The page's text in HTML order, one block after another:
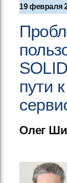
19 февраля
пути
Олег